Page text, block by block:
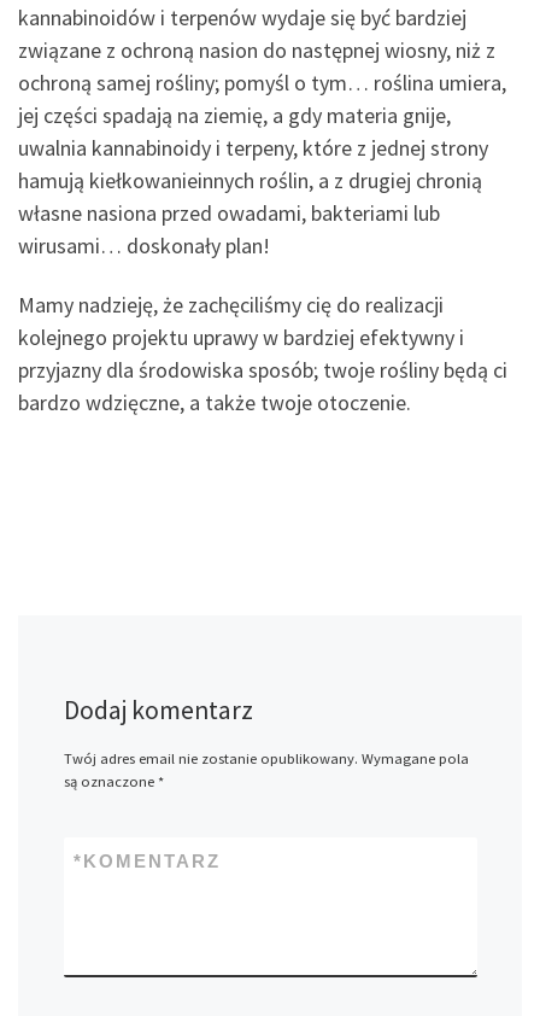
kannabinoidów i terpenów wydaje się być bardziej
związane z ochroną nasion do następnej wiosny, niż z
ochroną samej rośliny; pomyśl o tym… roślina umiera,
jej części spadają na ziemię, a gdy materia gnije,
uwalnia kannabinoidy i terpeny, które z jednej strony
hamują kiełkowanieinnych roślin, a z drugiej chronią
własne nasiona przed owadami, bakteriami lub
wirusami… doskonały plan!
Mamy nadzieję, że zachęciliśmy cię do realizacji
kolejnego projektu uprawy w bardziej efektywny i
przyjazny dla środowiska sposób; twoje rośliny będą ci
bardzo wdzięczne, a także twoje otoczenie.
Dodaj komentarz
Twój adres email nie zostanie opublikowany. Wymagane pola
są oznaczone *
KOMENTARZ
*